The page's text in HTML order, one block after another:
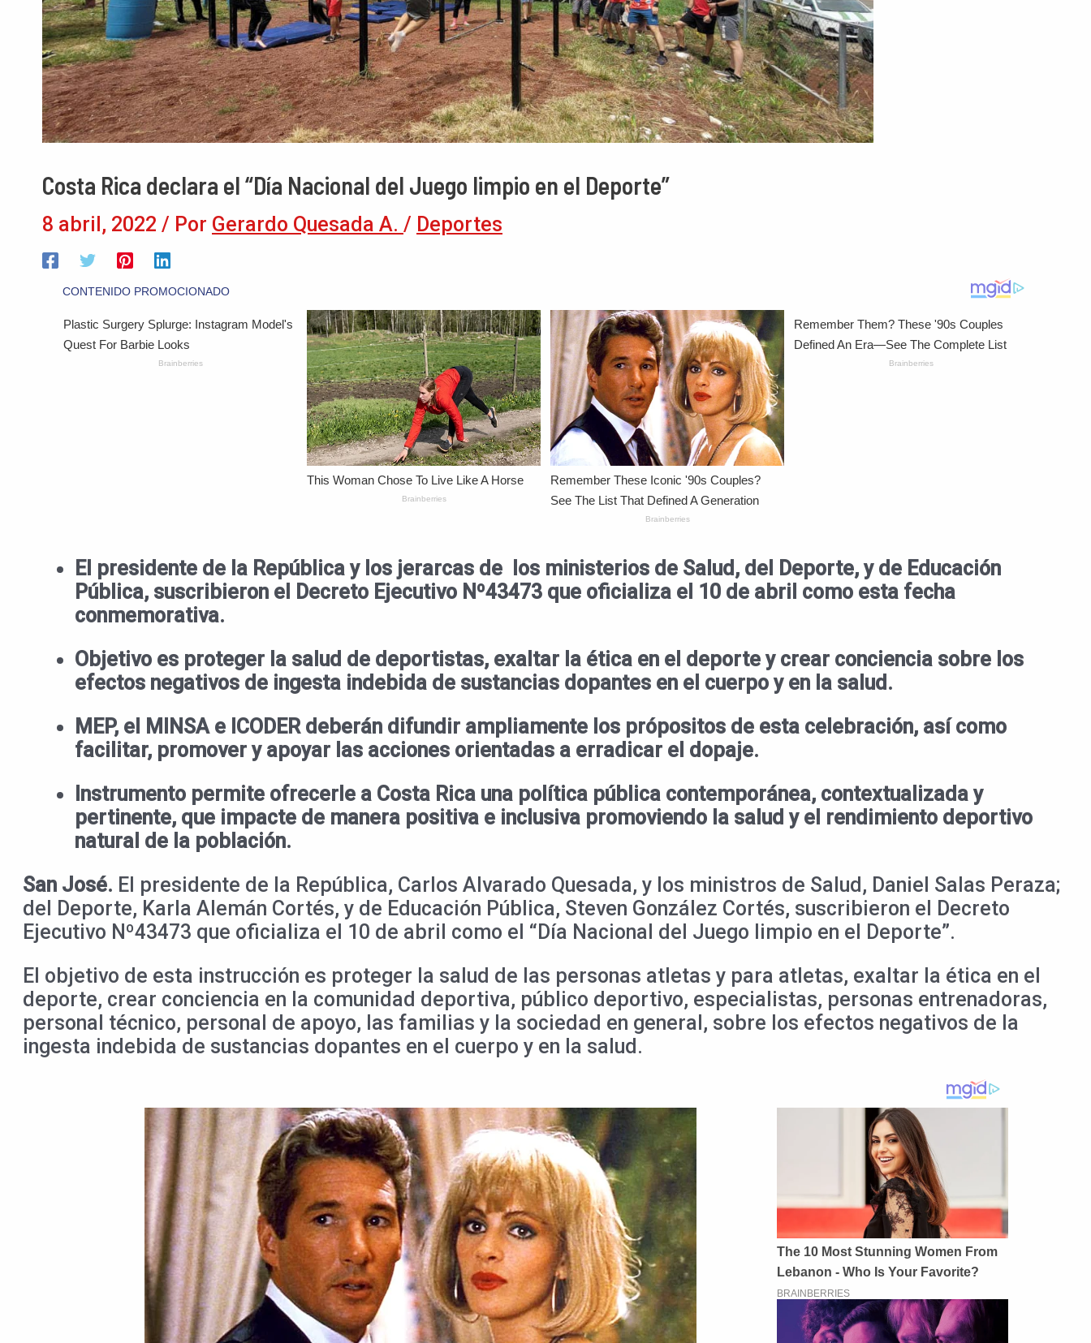
Costa Rica declara el “Día Nacional del Juego limpio en el Deporte”
8 abril, 2022 / Por Gerardo Quesada A. / Deportes
El presidente de la República y los jerarcas de los ministerios de Salud, del Deporte, y de Educación
Pública, suscribieron el Decreto Ejecutivo Nº43473 que oficializa el 10 de abril como esta fecha
conmemorativa.
Objetivo es proteger la salud de deportistas, exaltar la ética en el deporte y crear conciencia sobre los
efectos negativos de ingesta indebida de sustancias dopantes en el cuerpo y en la salud.
MEP, el MINSA e ICODER deberán difundir ampliamente los própositos de esta celebración, así como
facilitar, promover y apoyar las acciones orientadas a erradicar el dopaje.
Instrumento permite ofrecerle a Costa Rica una política pública contemporánea, contextualizada y
pertinente, que impacte de manera positiva e inclusiva promoviendo la salud y el rendimiento deportivo
natural de la población.
San José. El presidente de la República, Carlos Alvarado Quesada, y los ministros de Salud, Daniel Salas Peraza;
del Deporte, Karla Alemán Cortés, y de Educación Pública, Steven González Cortés, suscribieron el Decreto
Ejecutivo Nº43473 que oficializa el 10 de abril como el “Día Nacional del Juego limpio en el Deporte”.
El objetivo de esta instrucción es proteger la salud de las personas atletas y para atletas, exaltar la ética en el
deporte, crear conciencia en la comunidad deportiva, público deportivo, especialistas, personas entrenadoras,
personal técnico, personal de apoyo, las familias y la sociedad en general, sobre los efectos negativos de la
ingesta indebida de sustancias dopantes en el cuerpo y en la salud.